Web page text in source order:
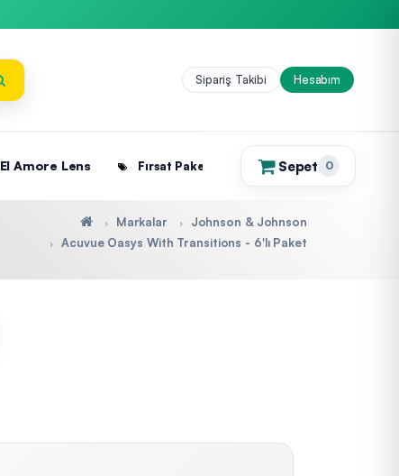
Sipariş Takibi Hesabım
El Amore Lens Fırsat Paketleri Sepet 0
(0)
Markalar
Johnson & Johnson
Acuvue Oasys With Transitions - 6'lı Paket